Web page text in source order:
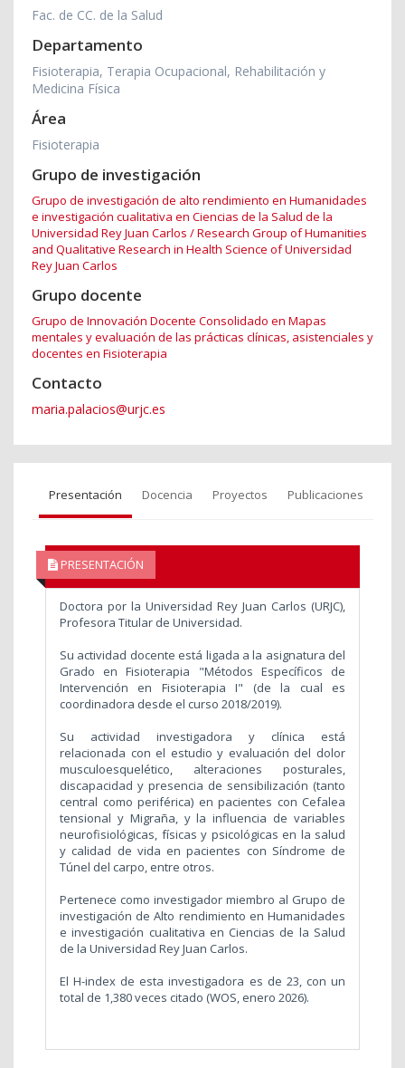
Fac. de CC. de la Salud
Departamento
Fisioterapia, Terapia Ocupacional, Rehabilitación y
Medicina Física
Área
Fisioterapia
Grupo de investigación
Grupo de investigación de alto rendimiento en Humanidades
e investigación cualitativa en Ciencias de la Salud de la
Universidad Rey Juan Carlos / Research Group of Humanities
and Qualitative Research in Health Science of Universidad
Rey Juan Carlos
Grupo docente
Grupo de Innovación Docente Consolidado en Mapas
mentales y evaluación de las prácticas clínicas, asistenciales y
docentes en Fisioterapia
Contacto
maria.palacios@urjc.es
Presentación Docencia Proyectos Publicaciones
PRESENTACIÓN
Doctora por la Universidad Rey Juan Carlos (URJC),
Profesora Titular de Universidad.
Su actividad docente está ligada a la asignatura del
Grado en Fisioterapia "Métodos Específicos de
Intervención en Fisioterapia I" (de la cual es
coordinadora desde el curso 2018/2019).
Su actividad investigadora y clínica está
relacionada con el estudio y evaluación del dolor
musculoesquelético, alteraciones posturales,
discapacidad y presencia de sensibilización (tanto
central como periférica) en pacientes con Cefalea
tensional y Migraña, y la influencia de variables
neurofisiológicas, físicas y psicológicas en la salud
y calidad de vida en pacientes con Síndrome de
Túnel del carpo, entre otros.
Pertenece como investigador miembro al Grupo de
investigación de Alto rendimiento en Humanidades
e investigación cualitativa en Ciencias de la Salud
de la Universidad Rey Juan Carlos.
El H-index de esta investigadora es de 23, con un
total de 1,380veces citado (WOS, enero 2026).